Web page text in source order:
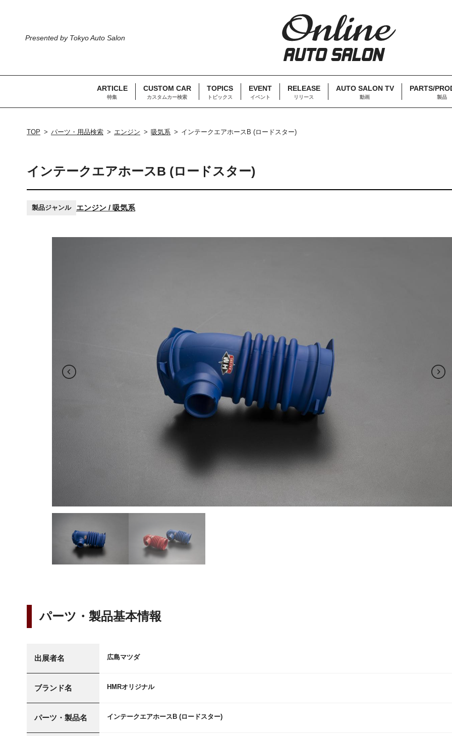
Presented by Tokyo Auto Salon
ARTICLE
特集
CUSTOM CAR
カスタムカー検索
TOPICS
トピックス
EVENT
イベント
RELEASE
リリース
AUTO SALON TV
動画
PARTS/
製品
TOP パーツ・用品検索 エンジン 吸気系 インテークエアホースB (ロードスター)
インテークエアホースB (ロードスター)
製品ジャンル エンジン / 吸気系
パーツ・製品基本情報
出展者名 広島マツダ
ブランド名 HMRオリジナル
パーツ・製品名 インテークエアホースB (ロードスター)